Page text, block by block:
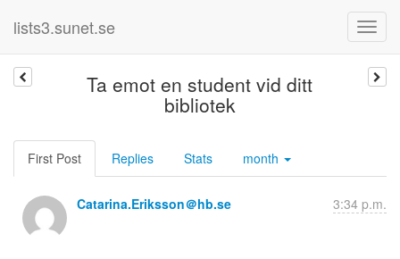
lists3.sunet.se
Ta emot en student vid ditt
bibliotek
First Post Replies Stats month
Catarina.Eriksson＠hb.se 3:34 p.m.